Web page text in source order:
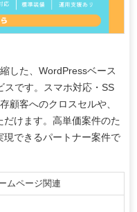
した、WordPressベース
スです。スマホ対応・SS
顧客へのクロスセルや、
けます。高単価案件のた
できるパートナー案件で
ムページ関連